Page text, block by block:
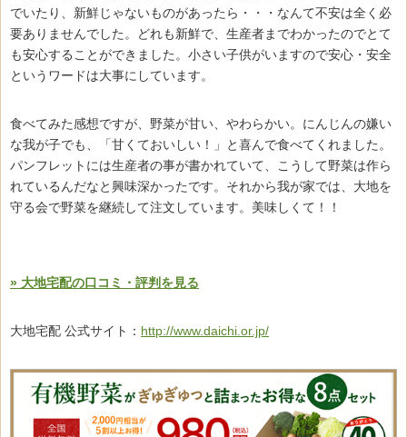
でいたり、新鮮じゃないものがあったら・・・なんて不安は全く必
要ありませんでした。どれも新鮮で、生産者までわかったのでとて
も安心することができました。小さい子供がいますので安心・安全
というワードは大事にしています。
食べてみた感想ですが、野菜が甘い、やわらかい。にんじんの嫌い
な我が子でも、「甘くておいしい！」と喜んで食べてくれました。
パンフレットには生産者の事が書かれていて、こうして野菜は作ら
れているんだなと興味深かったです。それから我が家では、大地を
守る会で野菜を継続して注文しています。美味しくて！！
» 大地宅配の口コミ・評判を見る
大地宅配 公式サイト： http://www.daichi.or.jp/